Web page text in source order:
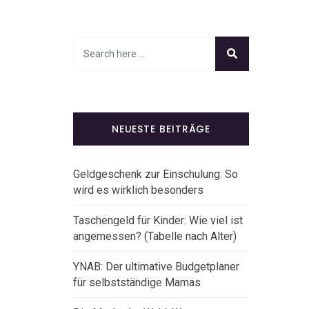
NEUESTE BEITRÄGE
Geldgeschenk zur Einschulung: So
wird es wirklich besonders
Taschengeld für Kinder: Wie viel ist
angemessen? (Tabelle nach Alter)
YNAB: Der ultimative Budgetplaner
für selbstständige Mamas